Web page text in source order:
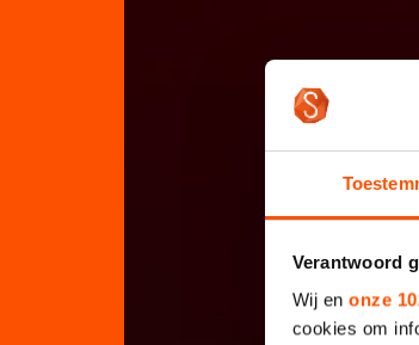
Verantwoord
Wij en onze
cookies om